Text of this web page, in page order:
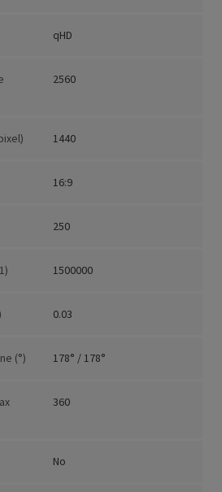
qHD
2560
1440
16:9
250
1500000
0.03
(°) 178° / 178°
360
No